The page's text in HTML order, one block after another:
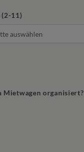
11)
Mietwagen organisiert?